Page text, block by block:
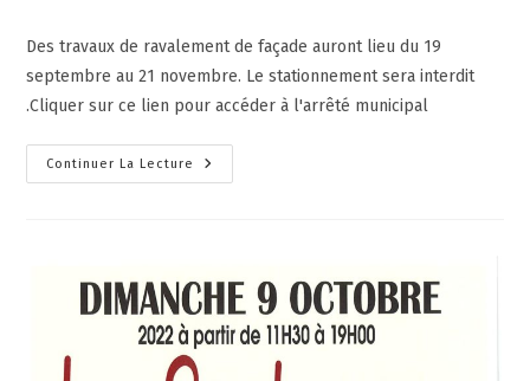
Des travaux de ravalement de façade auront lieu du 19
septembre au 21 novembre. Le stationnement sera interdit
.Cliquer sur ce lien pour accéder à l'arrêté municipal
Continuer La Lecture